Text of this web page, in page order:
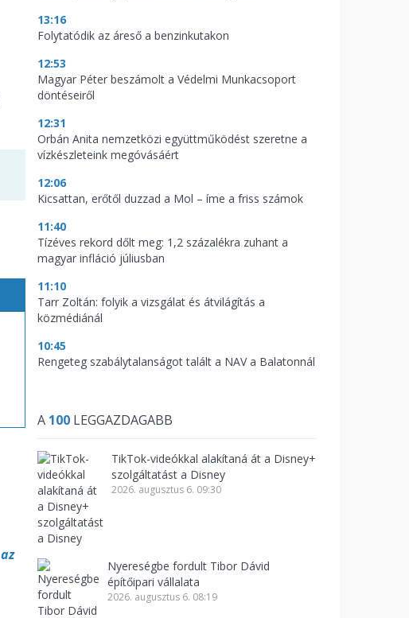
az
13:16
Folytatódik az áreső a benzinkutakon
12:53
Magyar Péter beszámolt a Védelmi Munkacsoport
döntéseiről
12:31
Orbán Anita nemzetközi együttműködést szeretne a
vízkészleteink megóvásáért
12:06
Kicsattan, erőtől duzzad a Mol – íme a friss számok
11:40
Tízéves rekord dőlt meg: 1,2 százalékra zuhant a
magyar infláció júliusban
11:10
Tarr Zoltán: folyik a vizsgálat és átvilágítás a
közmédiánál
10:45
Rengeteg szabálytalanságot talált a NAV a Balatonnál
A 100 LEGGAZDAGABB
TikTok-videókkal alakítaná át a Disney+
szolgáltatást a Disney
2026. augusztus 6. 09:30
Nyereségbe fordult Tibor Dávid
építőipari vállalata
2026. augusztus 6. 08:19